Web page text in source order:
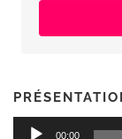
Lecteur
00:00